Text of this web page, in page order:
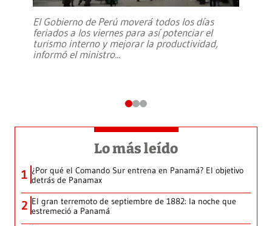
El Gobierno de Perú moverá todos los días
feriados a los viernes para así potenciar el
turismo interno y mejorar la productividad,
informó el ministro...
Lo más leído
1 ¿Por qué el Comando Sur entrena en Panamá? El objetivo
detrás de Panamax
2 El gran terremoto de septiembre de 1882: la noche que
estremeció a Panamá